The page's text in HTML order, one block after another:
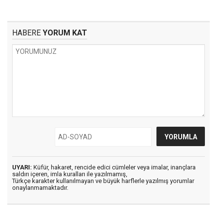
HABERE YORUM KAT
UYARI: Küfür, hakaret, rencide edici cümleler veya imalar, inançlara
saldırı içeren, imla kuralları ile yazılmamış,
Türkçe karakter kullanılmayan ve büyük harflerle yazılmış yorumlar
onaylanmamaktadır.